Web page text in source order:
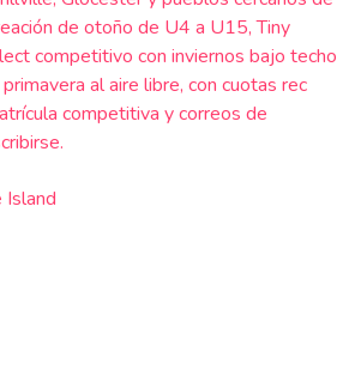
de otoño de U4 a U15, Tiny
competitivo con inviernos bajo techo
al aire libre, con cuotas rec
competitiva y correos de
Island